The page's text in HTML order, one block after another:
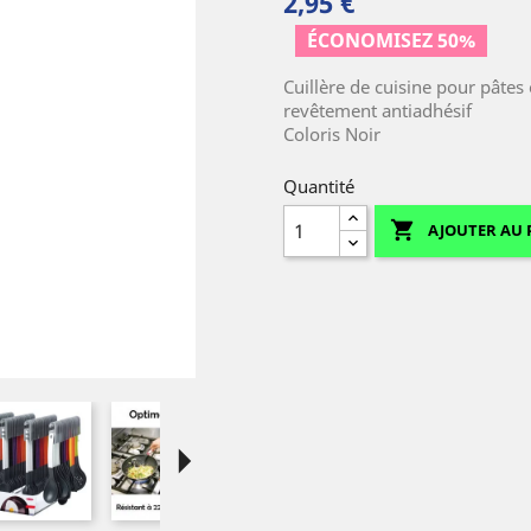
arrow_right
ÉCONOMISEZ 50%
Cuillère de cuisine pour
revêtement antiadhésif
Coloris Noir
Quantité
 AJOUTER AU